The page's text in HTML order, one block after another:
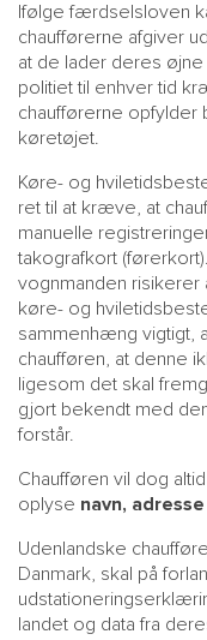
Ifølge færdselsloven
chaufførerne afgiver
at de lader deres
politiet til enhver tid
chaufførerne opfylder
køretøjet.
Køre- og
ret til at kræve, at
manuelle
takografkort
vognmanden
køre- og
sammenhæng vigtigt,
chaufføren, at denne
ligesom det skal
gjort bekendt med
forstår.
Chaufføren vil dog
oplyse navn,
Udenlandske
Danmark, skal på
landet og data fra